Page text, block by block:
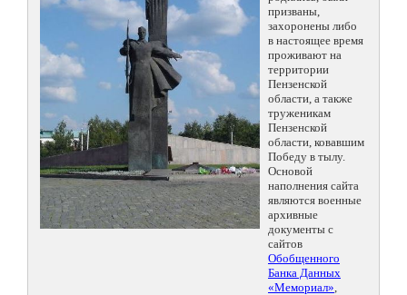
призваны,
захоронены либо
в настоящее время
проживают на
территории
Пензенской
области, а также
труженикам
Пензенской
области, ковавшим
Победу в тылу.
Основой
наполнения сайта
являются военные
архивные
документы с
сайтов
Обобщенного
Банка Данных
«Мемориал»,